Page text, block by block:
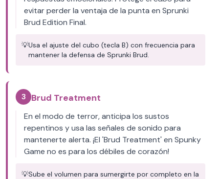
evitar perder la ventaja de la punta en Sprunki
Brud Edition Final.
💡Usa el ajuste del cubo (tecla B) con frecuencia para
mantener la defensa de Sprunki Brud.
3 Brud Treatment
En el modo de terror, anticipa los sustos
repentinos y usa las señales de sonido para
mantenerte alerta. ¡El 'Brud Treatment' en Spunky
Game no es para los débiles de corazón!
💡Sube el volumen para sumergirte por completo en la